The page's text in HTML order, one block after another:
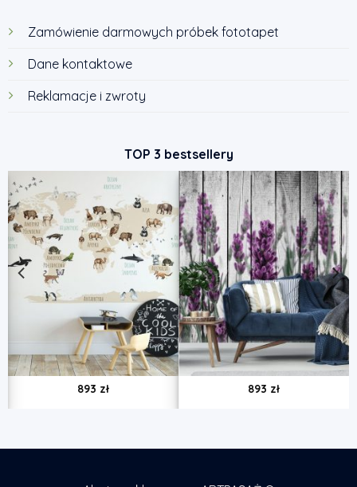
Zamówienie darmowych próbek fototapet
Dane kontaktowe
Reklamacje i zwroty
TOP 3 bestsellery
893 zł 893 zł